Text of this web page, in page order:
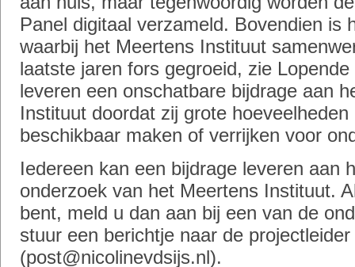
Panel digitaal verzameld. Bovendien is
waarbij het Meertens Instituut
laatste jaren fors gegroeid, zie
leveren een onschatbare bijdrage aan
Instituut doordat zij grote
beschikbaar maken of verrijken voor
Iedereen kan een bijdrage leveren aan
onderzoek van het Meertens Instituut.
bent, meld u dan aan bij een van de
stuur een berichtje naar de
(post@nicolinevdsijs.nl).